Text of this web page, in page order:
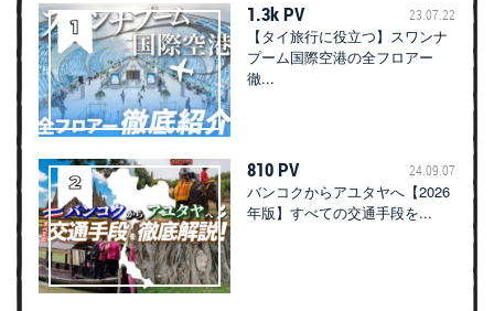
1.3k PV 23.07.22
【タイ旅行に役立つ】スワンナ
プーム国際空港の全フロアー
徹...
810 PV 24.09.07
バンコクからアユタヤへ【2026
年版】すべての交通手段を...